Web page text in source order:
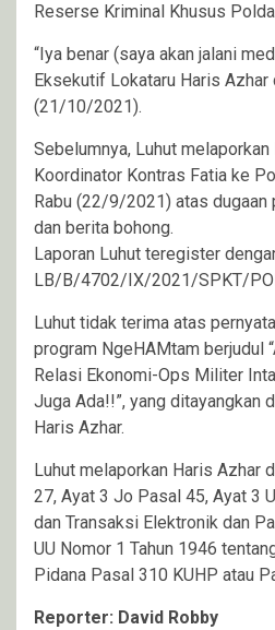
Reserse Kriminal Khusus
“Iya benar (saya akan jalani
Eksekutif Lokataru Haris
(21/10/2021).
Sebelumnya, Luhut
Koordinator Kontras Fatia ke
Rabu (22/9/2021) atas dugaan
dan berita bohong.
Laporan Luhut teregister
LB/B/4702/IX/2021/SPKT/
Luhut tidak terima atas
program NgeHAMtam berjudul
Relasi Ekonomi-Ops Militer
Juga Ada!!”, yang ditayangkan
Haris Azhar.
Luhut melaporkan Haris Azhar
27, Ayat 3 Jo Pasal 45, Ayat 3
dan Transaksi Elektronik dan
UU Nomor 1 Tahun 1946
Pidana Pasal 310 KUHP atau
Reporter: David Robby